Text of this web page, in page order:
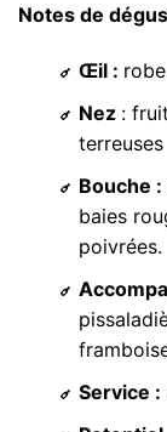
Notes de
Œil :
Nez :
terreuses
Bouche :
baies
poivrées.
Service :